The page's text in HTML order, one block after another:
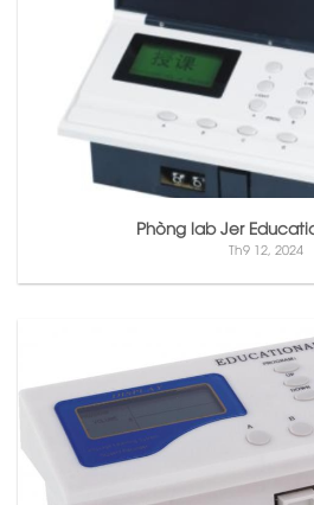
Phòng lab Jer
Th9 12, 2024